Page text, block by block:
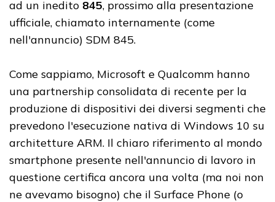
ad un inedito 845, prossimo alla presentazione
ufficiale, chiamato internamente (come
nell'annuncio) SDM 845.
Come sappiamo, Microsoft e Qualcomm hanno
una partnership consolidata di recente per la
produzione di dispositivi dei diversi segmenti che
prevedono l'esecuzione nativa di Windows 10 su
architetture ARM. Il chiaro riferimento al mondo
smartphone presente nell'annuncio di lavoro in
questione certifica ancora una volta (ma noi non
ne avevamo bisogno) che il Surface Phone (o